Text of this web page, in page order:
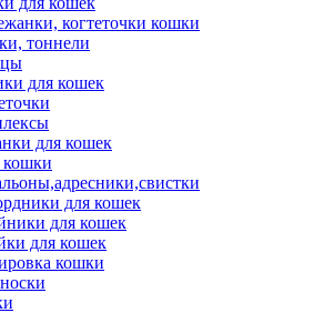
когтеточки кошки
тоннели
для кошек
для кошек
для кошек
для кошек
для кошек
кошки